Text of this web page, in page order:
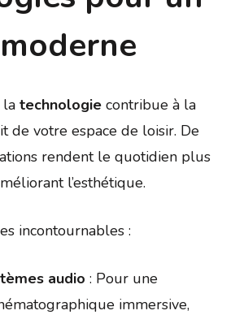
la technologiecontribue à la
de votre espace de loisir. De
rendent le quotidien plus
l’esthétique.
incontournables :
audio : Pour une
immersive,